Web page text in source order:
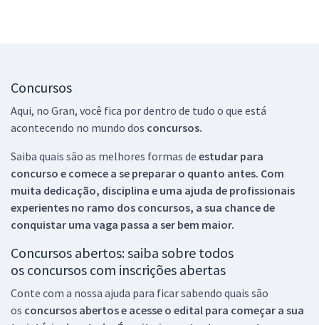
Concursos
Aqui, no Gran, você fica por dentro de tudo o que está
acontecendo no mundo dos concursos.
Saiba quais são as melhores formas de estudar para
concurso e comece a se preparar o quanto antes. Com
muita dedicação, disciplina e uma ajuda de profissionais
experientes no ramo dos concursos, a sua chance de
conquistar uma vaga passa a ser bem maior.
Concursos abertos: saiba sobre todos
os concursos com inscrições abertas
Conte com a nossa ajuda para ficar sabendo quais são
os concursos abertos e acesse o edital para começar a sua